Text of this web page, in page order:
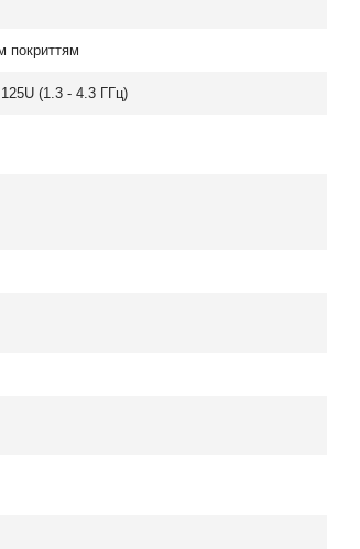
покриттям
(1.3 - 4.3 ГГц)